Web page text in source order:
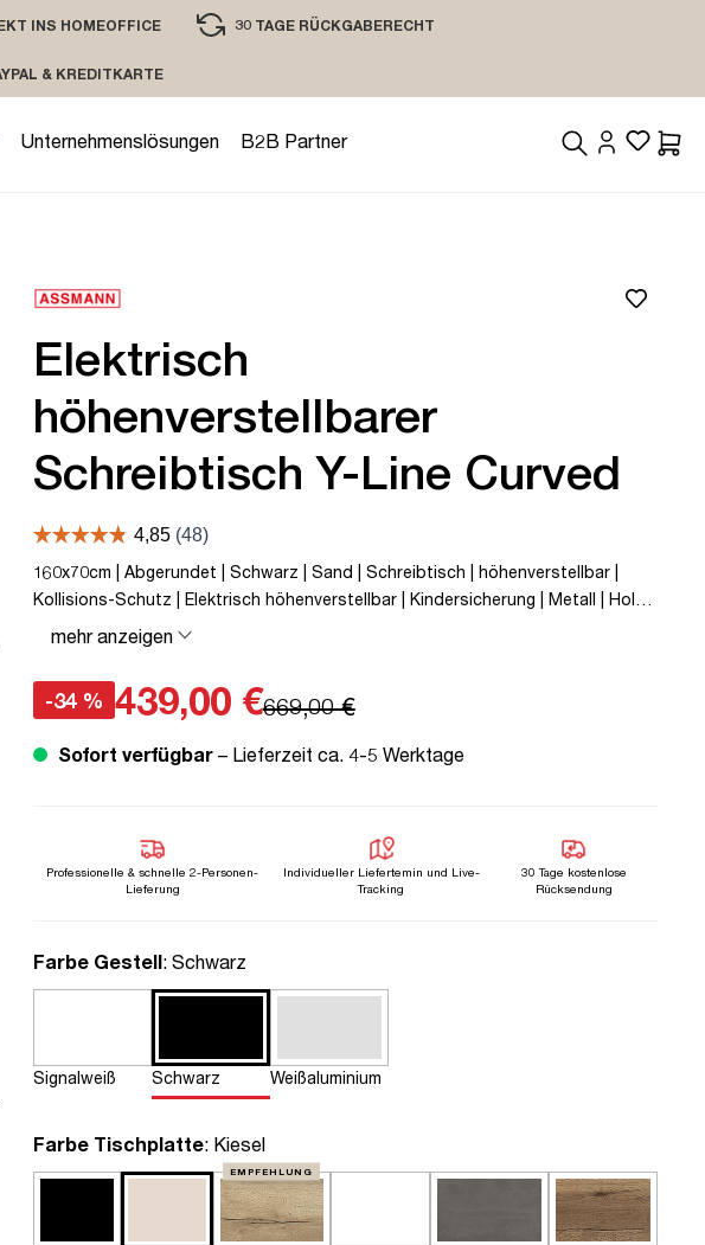
INS HOMEOFFICE 30 TAGE RÜCKGABERECHT
& KREDITKARTE
Unternehmenslösungen
B2B Partner
Elektrisch
höhenverstellbarer
Schreibtisch Y-Line Curved
160x70cm | Abgerundet | Schwarz | Sand | Schreibtisch | höhenverstellbar |
Kollisions-Schutz | Elektrisch höhenverstellbar | Kindersicherung | Metall | Holz |
Schwarz | Beige | 5 Jahre Herstellergarantie | unmontiert | TÜV© mobiles
Arbeiten | bis zu 80 kg | Y-Line | Y-Line Curved | Steckertyp C
mehr anzeigen
-34 % 439,00 €669,00 €
Sofort verfügbar– Lieferzeit ca. 4-5 Werktage
Professionelle & schnelle 2-Personen-
Lieferung
Individueller Liefertemin und Live-
Tracking
30 Tage kostenlose
Rücksendung
Farbe Gestellauswählen
: Schwarz
Signalweiß Schwarz Weißaluminium
Farbe Tischplatteauswählen
: Kiesel
EMPFEHLUNG